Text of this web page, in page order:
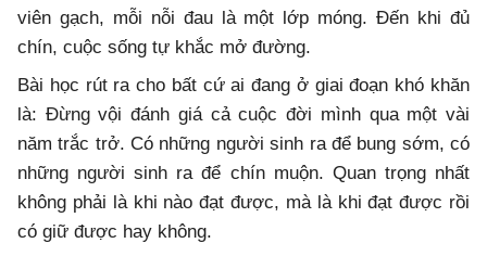
viên gạch, mỗi nỗi đau là một lớp móng. Đến khi đủ
chín, cuộc sống tự khắc mở đường.
Bài học rút ra cho bất cứ ai đang ở giai đoạn khó khăn
là: Đừng vội đánh giá cả cuộc đời mình qua một vài
năm trắc trở. Có những người sinh ra để bung sớm, có
những người sinh ra để chín muộn. Quan trọng nhất
không phải là khi nào đạt được, mà là khi đạt được rồi
có giữ được hay không.